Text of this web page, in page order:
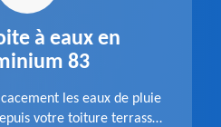
à eaux en
83
les eaux de pluie
votre toiture terrasse,